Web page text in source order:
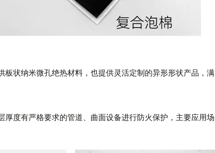
板状纳米微孔绝热材料，也提供灵活定制的异形形状产品，满
度有严格要求的管道、曲面设备进行防火保护，主要应用场